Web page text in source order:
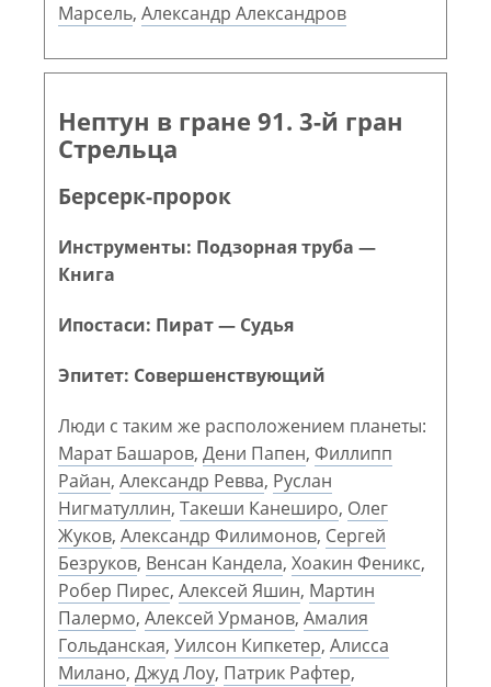
Марсель, Александр Александров
Нептун в гране 91. 3-й гран
Стрельца
Берсерк-пророк
Инструменты: Подзорная труба —
Книга
Ипостаси: Пират — Судья
Эпитет: Совершенствующий
Люди с таким же расположением планеты:
Марат Башаров, Дени Папен, Филлипп
Райан, Александр Ревва, Руслан
Нигматуллин, Такеши Канеширо, Олег
Жуков, Александр Филимонов, Сергей
Безруков, Венсан Кандела, Хоакин Феникс,
Робер Пирес, Алексей Яшин, Мартин
Палермо, Алексей Урманов, Амалия
Гольданская, Уилсон Кипкетер, Алисса
Милано, Джуд Лоу, Патрик Рафтер,